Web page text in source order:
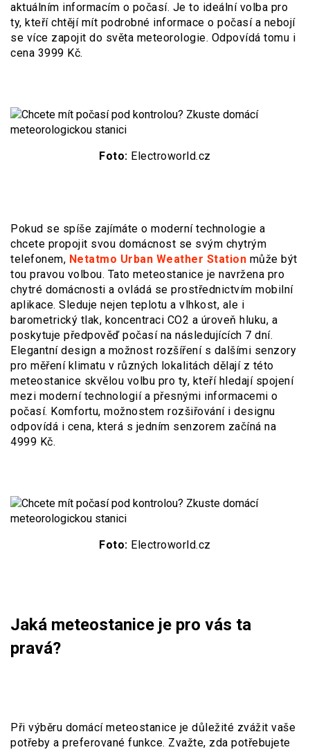
aktuálním informacím o počasí. Je to ideální volba pro
ty, kteří chtějí mít podrobné informace o počasí a nebojí
se více zapojit do světa meteorologie. Odpovídá tomu i
cena 3999 Kč.
Foto: Electroworld.cz
Pokud se spíše zajímáte o moderní technologie a
chcete propojit svou domácnost se svým chytrým
telefonem, Netatmo Urban Weather Station může být
tou pravou volbou. Tato meteostanice je navržena pro
chytré domácnosti a ovládá se prostřednictvím mobilní
aplikace. Sleduje nejen teplotu a vlhkost, ale i
barometrický tlak, koncentraci CO2 a úroveň hluku, a
poskytuje předpověď počasí na následujících 7 dní.
Elegantní design a možnost rozšíření s dalšími senzory
pro měření klimatu v různých lokalitách dělají z této
meteostanice skvělou volbu pro ty, kteří hledají spojení
mezi moderní technologií a přesnými informacemi o
počasí. Komfortu, možnostem rozšiřování i designu
odpovídá i cena, která s jedním senzorem začíná na
4999 Kč.
Foto: Electroworld.cz
Jaká meteostanice je pro vás ta
pravá?
Při výběru domácí meteostanice je důležité zvážit vaše
potřeby a preferované funkce. Zvažte, zda potřebujete